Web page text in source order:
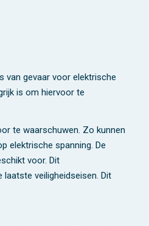
van gevaar voor elektrische
is om hiervoor te
te waarschuwen. Zo kunnen
elektrische spanning. De
voor. Dit
veiligheidseisen. Dit